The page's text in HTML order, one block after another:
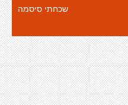
שכחתי סיסמה